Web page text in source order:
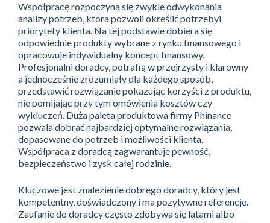
Współpracę rozpoczyna się zwykle odwykonania
analizy potrzeb, która pozwoli określić potrzebyi
priorytety klienta. Na tej podstawie dobiera się
odpowiednie produkty wybrane z rynku finansowego i
opracowuje indywidualny koncept finansowy.
Profesjonalni doradcy, potrafią w przejrzysty i klarowny
a jednocześnie zrozumiały dla każdego sposób,
przedstawić rozwiązanie pokazując korzyści z produktu,
nie pomijając przy tym omówienia kosztów czy
wykluczeń. Duża paleta produktowa firmy Phinance
pozwala dobrać najbardziej optymalne rozwiązania,
dopasowane do potrzeb i możliwości klienta.
Współpraca z doradcą zagwarantuje pewność,
bezpieczeństwo i zysk całej rodzinie.
Kluczowe jest znalezienie dobrego doradcy, który jest
kompetentny, doświadczony i ma pozytywne referencje.
Zaufanie do doradcy często zdobywa się latami albo